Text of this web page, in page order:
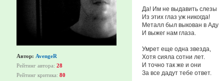
Автор: AvengeR
Рейтинг автора: 28
Рейтинг критика: 80
Да! Им не выдавить слезы
Из этих глаз уж никогда!
Металл был выкован в Аду
И выжег нам глаза.
Умрет еще одна звезда,
Хотя сияла сотни лет.
И точно так же и они
За все дадут тебе ответ.